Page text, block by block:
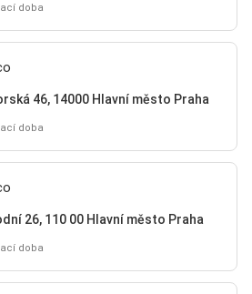
doba
46, 14000 Hlavní město Praha
doba
26, 110 00 Hlavní město Praha
doba